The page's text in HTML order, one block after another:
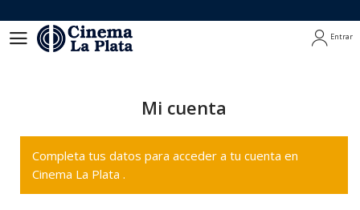
Entrar
Mi cuenta
Completa tus datos para acceder a tu cuenta en
Cinema La Plata .